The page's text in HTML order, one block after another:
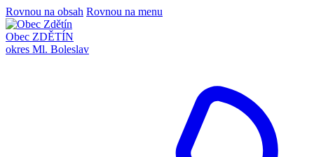
Rovnou na obsah Rovnou na menu
Obec ZDĚTÍN
okres Ml. Boleslav